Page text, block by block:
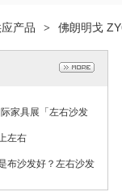
产品 > 佛朗明戈
家具展「左右沙发
新定位首次亮相
左右
布沙发好？左右沙发